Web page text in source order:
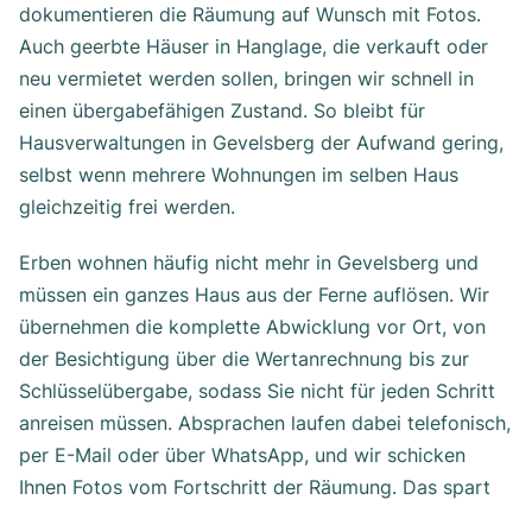
dokumentieren die Räumung auf Wunsch mit Fotos.
Auch geerbte Häuser in Hanglage, die verkauft oder
neu vermietet werden sollen, bringen wir schnell in
einen übergabefähigen Zustand. So bleibt für
Hausverwaltungen in Gevelsberg der Aufwand gering,
selbst wenn mehrere Wohnungen im selben Haus
gleichzeitig frei werden.
Erben wohnen häufig nicht mehr in Gevelsberg und
müssen ein ganzes Haus aus der Ferne auflösen. Wir
übernehmen die komplette Abwicklung vor Ort, von
der Besichtigung über die Wertanrechnung bis zur
Schlüsselübergabe, sodass Sie nicht für jeden Schritt
anreisen müssen. Absprachen laufen dabei telefonisch,
per E-Mail oder über WhatsApp, und wir schicken
Ihnen Fotos vom Fortschritt der Räumung. Das spart